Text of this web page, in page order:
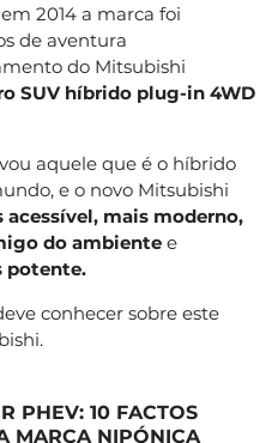
2014 a marca foi
de aventura
do Mitsubishi
SUV híbrido plug-in 4WD
aquele que é o híbrido
e o novo Mitsubishi
acessível, mais moderno,
do ambiente e
potente.
conhecer sobre este
PHEV: 10 FACTOS
MARCA NIPÓNICA